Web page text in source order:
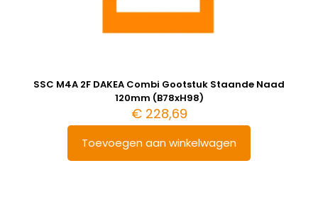
SSC M4A 2F DAKEA Combi Gootstuk Staande Naad
120mm (B78xH98)
€228,69
Toevoegen aan winkelwagen